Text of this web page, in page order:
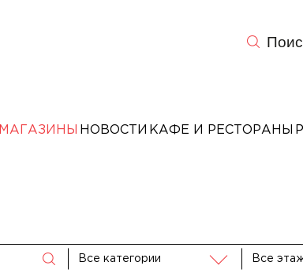
МАГАЗИНЫ НОВОСТИ КАФЕ И РЕСТОРАНЫ
Все категории Все